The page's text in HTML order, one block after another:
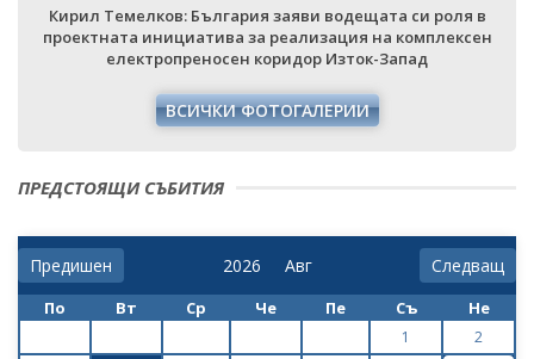
ПРЕДСТОЯЩИ СЪБИТИЯ
Предишен Следващ
По Вт Ср Че Пе Съ Не
1
2